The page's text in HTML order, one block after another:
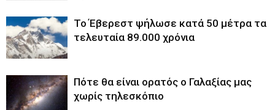
Το Έβερεστ ψήλωσε κατά 50 μέτρα τα
τελευταία 89.000 χρόνια
Πότε θα είναι ορατός ο Γαλαξίας μας
χωρίς τηλεσκόπιο